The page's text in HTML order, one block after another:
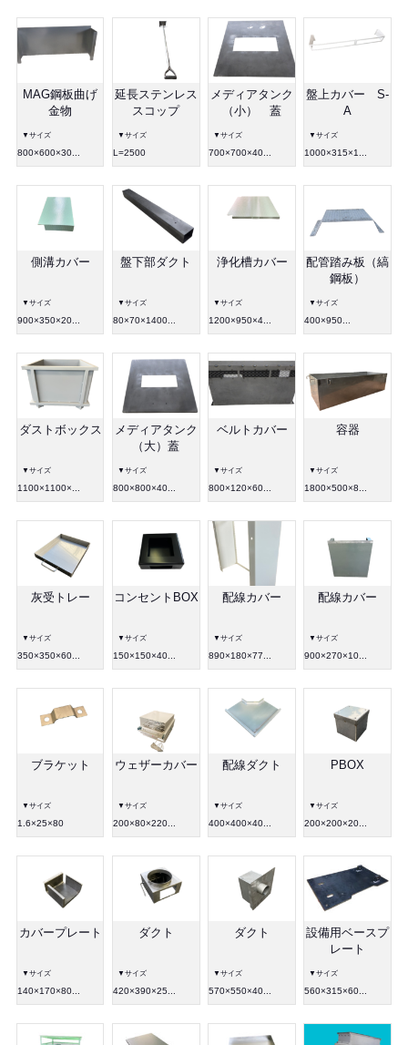
MAG鋼板曲げ
金物
▼サイズ
800×600×30...
延長ステンレス
スコップ
▼サイズ
L=2500
メディアタンク
（小） 蓋
▼サイズ
700×700×40...
盤上カバー S-
A
▼サイズ
1000×315×1...
側溝カバー
▼サイズ
900×350×20...
盤下部ダクト
▼サイズ
80×70×1400...
浄化槽カバー
▼サイズ
1200×950×4...
配管踏み板（縞
鋼板）
▼サイズ
400×950...
ダストボックス
▼サイズ
1100×1100×...
メディアタンク
（大）蓋
▼サイズ
800×800×40...
ベルトカバー
▼サイズ
800×120×60...
容器
▼サイズ
1800×500×8...
灰受トレー
▼サイズ
350×350×60...
コンセントBOX
▼サイズ
150×150×40...
配線カバー
▼サイズ
890×180×77...
配線カバー
▼サイズ
900×270×10...
ブラケット
▼サイズ
1.6×25×80
ウェザーカバー
▼サイズ
200×80×220...
配線ダクト
▼サイズ
400×400×40...
PBOX
▼サイズ
200×200×20...
カバープレート
▼サイズ
140×170×80...
ダクト
▼サイズ
420×390×25...
ダクト
▼サイズ
570×550×40...
設備用ベースプ
レート
▼サイズ
560×315×60...